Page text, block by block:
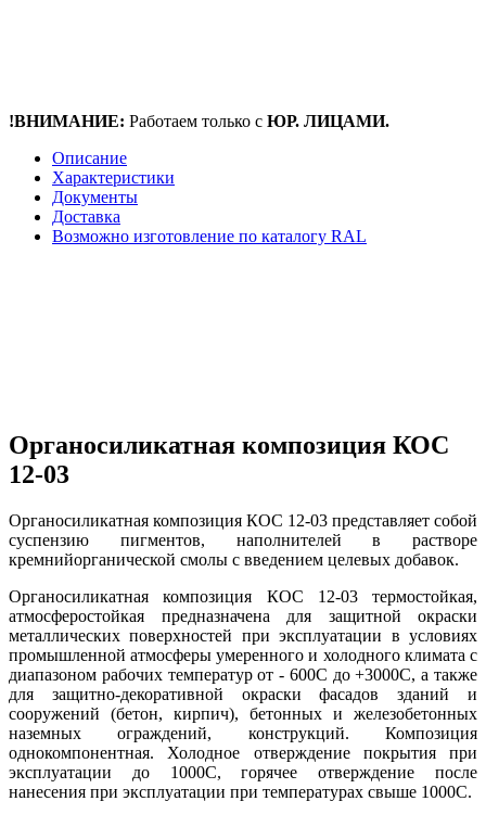
!ВНИМАНИЕ: Работаем только с ЮР. ЛИЦАМИ.
Описание
Характеристики
Документы
Доставка
Возможно изготовление по каталогу RAL
Органосиликатная композиция КОС
12-03
Органосиликатная композиция КОС 12-03 представляет собой
суспензию пигментов, наполнителей в растворе
кремнийорганической смолы с введением целевых добавок.
Органосиликатная композиция КОС 12-03 термостойкая,
атмосферостойкая предназначена для защитной окраски
металлических поверхностей при эксплуатации в условиях
промышленной атмосферы умеренного и холодного климата с
диапазоном рабочих температур от - 600С до +3000С, а также
для защитно-декоративной окраски фасадов зданий и
сооружений (бетон, кирпич), бетонных и железобетонных
наземных ограждений, конструкций. Композиция
однокомпонентная. Холодное отверждение покрытия при
эксплуатации до 1000С, горячее отверждение после
нанесения при эксплуатации при температурах свыше 1000С.